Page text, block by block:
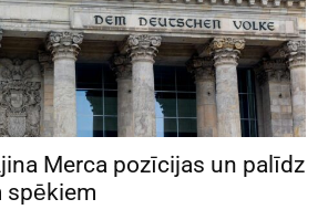
Merca pozīcijas un palīdz
spēkiem